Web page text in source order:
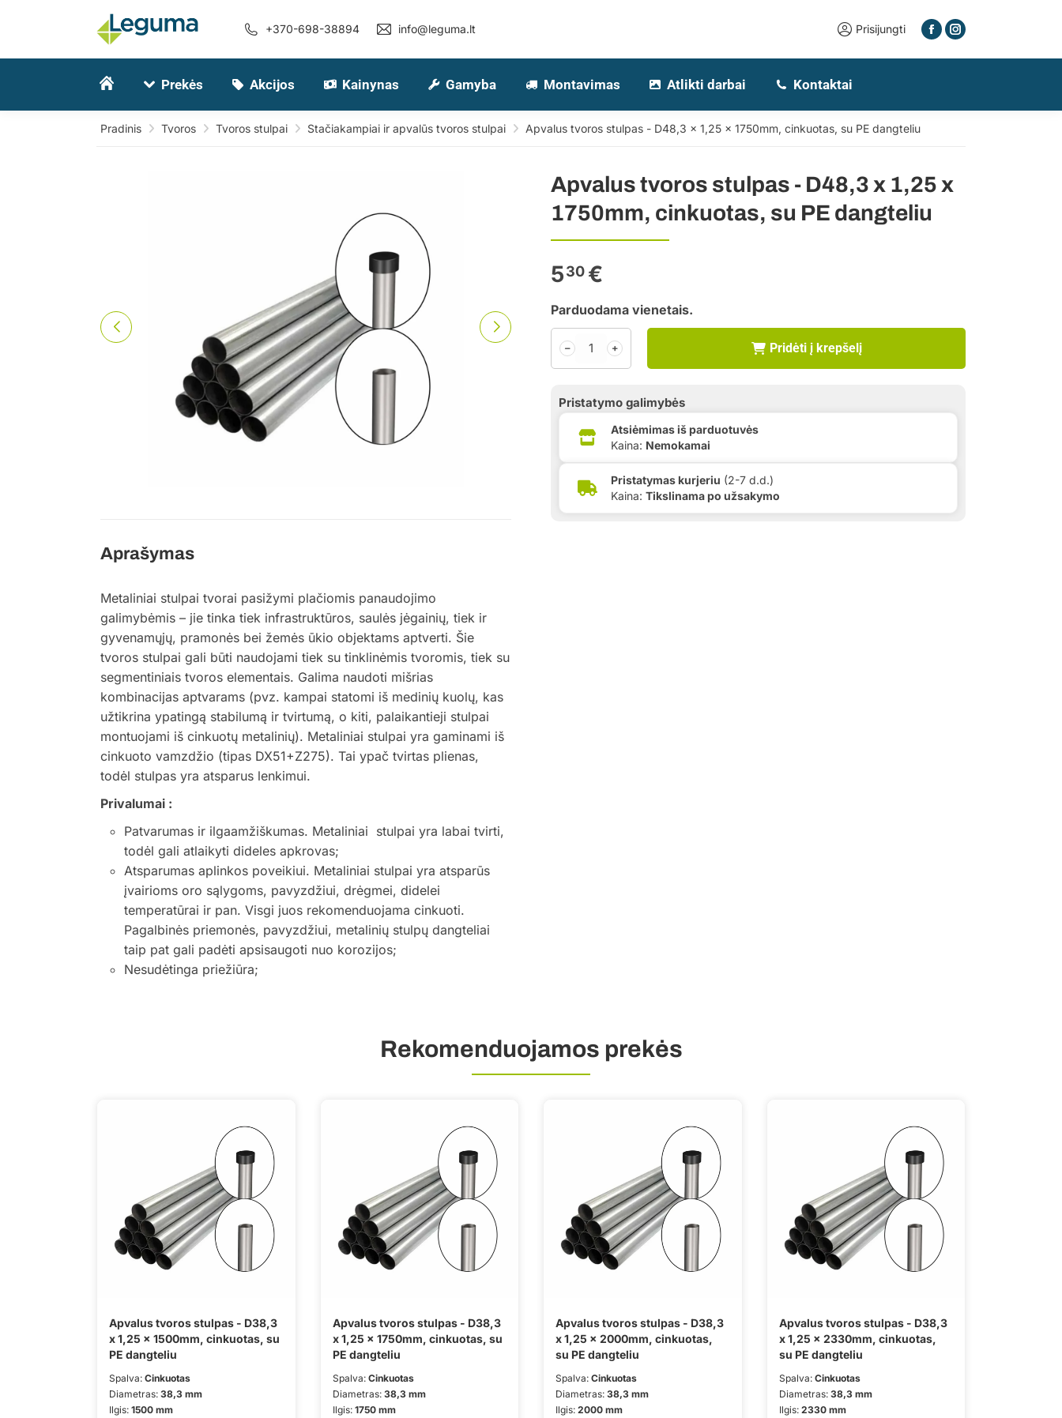
+370-698-38894 info@leguma.lt Prisijungti
Prekės Akcijos Kainynas Gamyba Montavimas Atlikti darbai Kontaktai
Pradinis Tvoros Tvoros stulpai Stačiakampiai ir apvalūs tvoros stulpai Apvalus tvoros stulpas - D48,3 x 1,25 x 1750mm, cinkuotas, su PE dangteliu
Aprašymas
Metaliniai stulpai tvorai pasižymi plačiomis panaudojimo
galimybėmis – jie tinka tiek infrastruktūros, saulės jėgainių, tiek ir
gyvenamųjų, pramonės bei žemės ūkio objektams aptverti. Šie
tvoros stulpai gali būti naudojami tiek su tinklinėmis tvoromis, tiek su
segmentiniais tvoros elementais. Galima naudoti mišrias
kombinacijas aptvarams (pvz. kampai statomi iš medinių kuolų, kas
užtikrina ypatingą stabilumą ir tvirtumą, o kiti, palaikantieji stulpai
montuojami iš cinkuotų metalinių). Metaliniai stulpai yra gaminami iš
cinkuoto vamzdžio (tipas DX51+Z275). Tai ypač tvirtas plienas,
todėl stulpas yra atsparus lenkimui.
Privalumai :
Patvarumas ir ilgaamžiškumas. Metaliniai stulpai yra labai tvirti,
todėl gali atlaikyti dideles apkrovas;
Atsparumas aplinkos poveikiui. Metaliniai stulpai yra atsparūs
įvairioms oro sąlygoms, pavyzdžiui, drėgmei, didelei
temperatūrai ir pan. Visgi juos rekomenduojama cinkuoti.
Pagalbinės priemonės, pavyzdžiui, metalinių stulpų dangteliai
taip pat gali padėti apsisaugoti nuo korozijos;
Nesudėtinga priežiūra;
Apvalus tvoros stulpas - D48,3 x 1,25 x
1750mm, cinkuotas, su PE dangteliu
530 €
Parduodama vienetais.
﹣ ﹢ Pridėti į krepšelį
Pristatymo galimybės
Atsiėmimas iš parduotuvės
Kaina: Nemokamai
Pristatymas kurjeriu (2-7 d.d.)
Kaina: Tikslinama po užsakymo
Rekomenduojamos prekės
Apvalus tvoros stulpas - D38,3
x 1,25 x 1500mm, cinkuotas, su
PE dangteliu
Spalva: Cinkuotas
Diametras: 38,3 mm
Ilgis: 1500 mm
Apvalus tvoros stulpas - D38,3
x 1,25 x 1750mm, cinkuotas, su
PE dangteliu
Spalva: Cinkuotas
Diametras: 38,3 mm
Ilgis: 1750 mm
Apvalus tvoros stulpas - D38,3
x 1,25 x 2000mm, cinkuotas,
su PE dangteliu
Spalva: Cinkuotas
Diametras: 38,3 mm
Ilgis: 2000 mm
Apvalus tvoros stulpas - D38,3
x 1,25 x 2330mm, cinkuotas,
su PE dangteliu
Spalva: Cinkuotas
Diametras: 38,3 mm
Ilgis: 2330 mm